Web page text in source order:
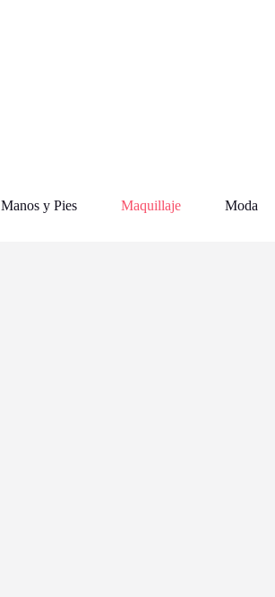
Manos y Pies Maquillaje Moda